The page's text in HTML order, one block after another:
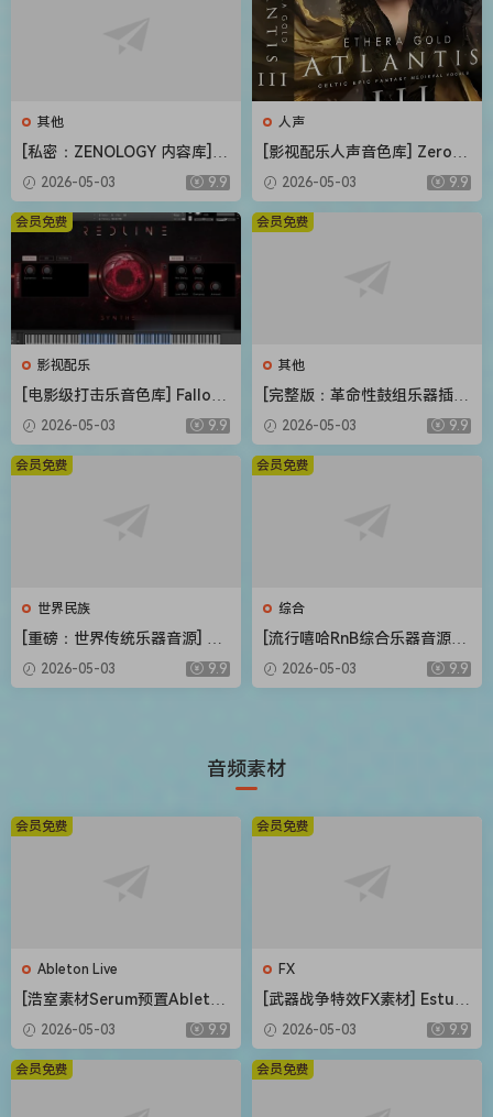
其他
[私密：ZENOLOGY 内容库] R
oland Cloud ZENOLOGY Co
ntent v2026.04-R2R [WiN]
（1.93GB）
2026-05-03 9.9
人声
[影视配乐人声音色库] Zero-G
Ethera Gold Atlantis 3 v3.5.
2 [KONTAKT]（34.2GB）
2026-05-03 9.9
影视配乐
[电影级打击乐音色库] Fallout
Music Group Redline [KONT
AKT]（1.11GB）
2026-05-03 9.9
会员免费
其他
[完整版：革命性鼓组乐器插件
+扩展包（可改路径）] DW S
oundworks v1.5.1 UNLOCKE
D+Expansion Pack-R2R [Wi
2026-05-03 9.9
会员免费
世界民族
[重磅：世界传统乐器音源] Flu
ffy Audio Echoes of the Ea
rth [KONTAKT]（57.30GB）
2026-05-03 9.9
会员免费
综合
[流行嘻哈RnB综合乐器音源]
Native Instruments Duets L
ibrary v2.0.1 [KONTAKT]（9
2026-05-03 9.9
会员免费
音频素材
Ableton Live
[浩室素材Serum预置Ableton
模板FL模板] Shadow Sample
s Bass House Bounce Vol.2
The Complete Bundle [WA
2026-05-03 9.9
会员免费
FX
[武器战争特效FX素材] Estudi
os Talkback Weapons and
War Special Sound Effects
[FLAC]（216MB）
2026-05-03 9.9
会员免费
会员免费 会员免费